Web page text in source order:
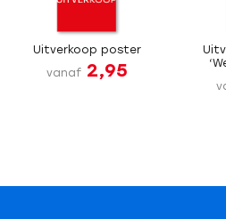
Uitverkoop poster
vanaf 2,95